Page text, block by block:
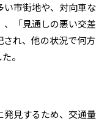
い市街地や、対向車な
、「見通しの悪い交差
され、他の状況で何方
。
発見するため、交通量